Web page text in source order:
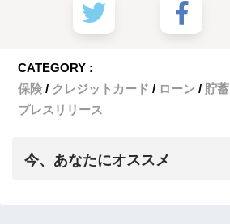
CATEGORY :
保険
クレジットカード ローン 貯蓄
プレスリリース
今、あなたにオススメ